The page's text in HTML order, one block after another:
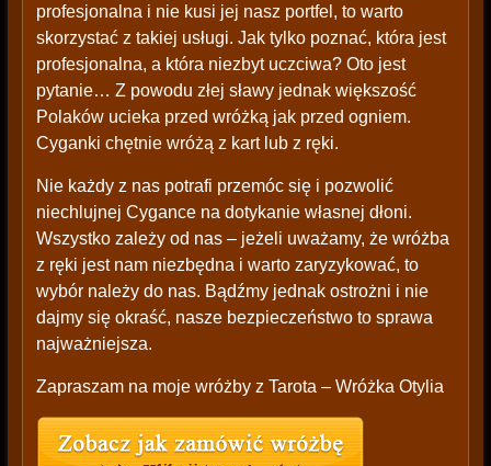
profesjonalna i nie kusi jej nasz portfel, to warto
skorzystać z takiej usługi. Jak tylko poznać, która jest
profesjonalna, a która niezbyt uczciwa? Oto jest
pytanie… Z powodu złej sławy jednak większość
Polaków ucieka przed wróżką jak przed ogniem.
Cyganki chętnie wróżą z kart lub z ręki.
Nie każdy z nas potrafi przemóc się i pozwolić
niechlujnej Cygance na dotykanie własnej dłoni.
Wszystko zależy od nas – jeżeli uważamy, że wróżba
z ręki jest nam niezbędna i warto zaryzykować, to
wybór należy do nas. Bądźmy jednak ostrożni i nie
dajmy się okraść, nasze bezpieczeństwo to sprawa
najważniejsza.
Zapraszam na moje wróżby z Tarota – Wróżka Otylia